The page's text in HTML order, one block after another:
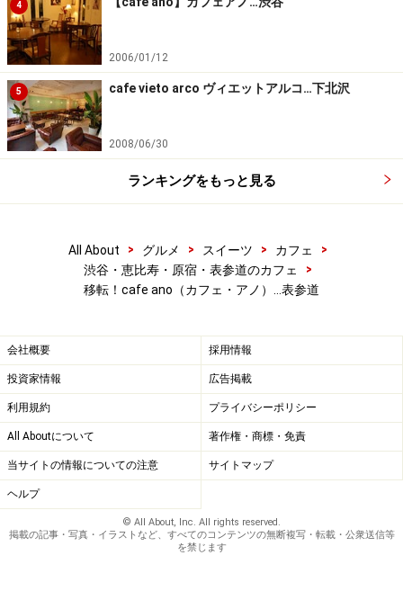
4
2006/01/12
5 cafe vieto arco ヴィエットアルコ…下北沢
2008/06/30
ランキングをもっと見る
All About > グルメ > スイーツ > カフェ
>
渋谷・恵比寿・原宿・表参道のカフェ
>
移転！cafe ano（カフェ・アノ）…表参道
会社概要 採用情報
投資家情報 広告掲載
利用規約 プライバシーポリシー
All Aboutについて 著作権・商標・免責
当サイトの情報についての注意 サイトマップ
ヘルプ
© All About, Inc. All rights reserved.
掲載の記事・写真・イラストなど、すべてのコンテンツの無断複写・転載・公衆送信等
を禁じます